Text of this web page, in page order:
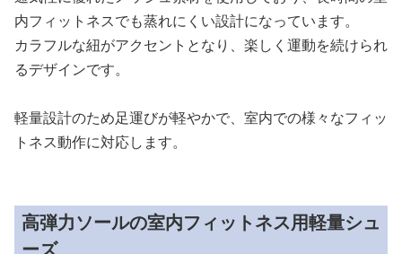
内フィットネスでも蒸れにくい設計になっています。
カラフルな紐がアクセントとなり、楽しく運動を続けられ
るデザインです。
軽量設計のため足運びが軽やかで、室内での様々なフィッ
トネス動作に対応します。
高弾力ソールの室内フィットネス用軽量シュ
ーズ